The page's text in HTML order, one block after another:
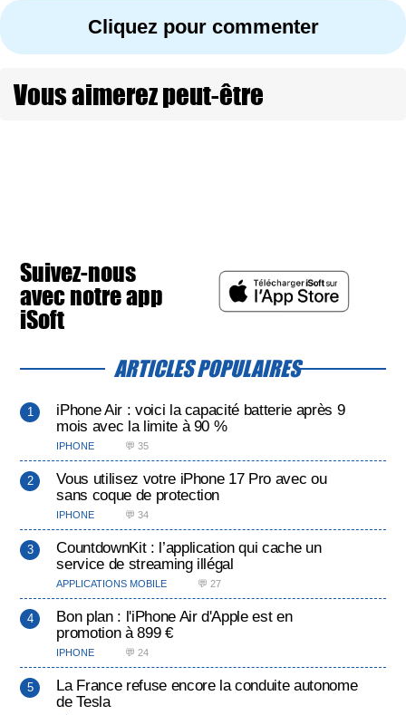
Cliquez pour commenter
Vous aimerez peut-être
Suivez-nous
avec notre app
iSoft
ARTICLES POPULAIRES
iPhone Air : voici la capacité batterie après 9
mois avec la limite à 90 %
IPHONE 💬 35
Vous utilisez votre iPhone 17 Pro avec ou
sans coque de protection
IPHONE 💬 34
CountdownKit : l’application qui cache un
service de streaming illégal
APPLICATIONS MOBILE 💬 27
Bon plan : l'iPhone Air d'Apple est en
promotion à 899 €
IPHONE 💬 24
La France refuse encore la conduite autonome
de Tesla